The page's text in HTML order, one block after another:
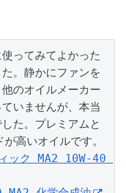
ってみてよかった
。静かにファンを
のオイルメーカー
いませんが、本当
た。プレミアムと
ック MA2 10W-40